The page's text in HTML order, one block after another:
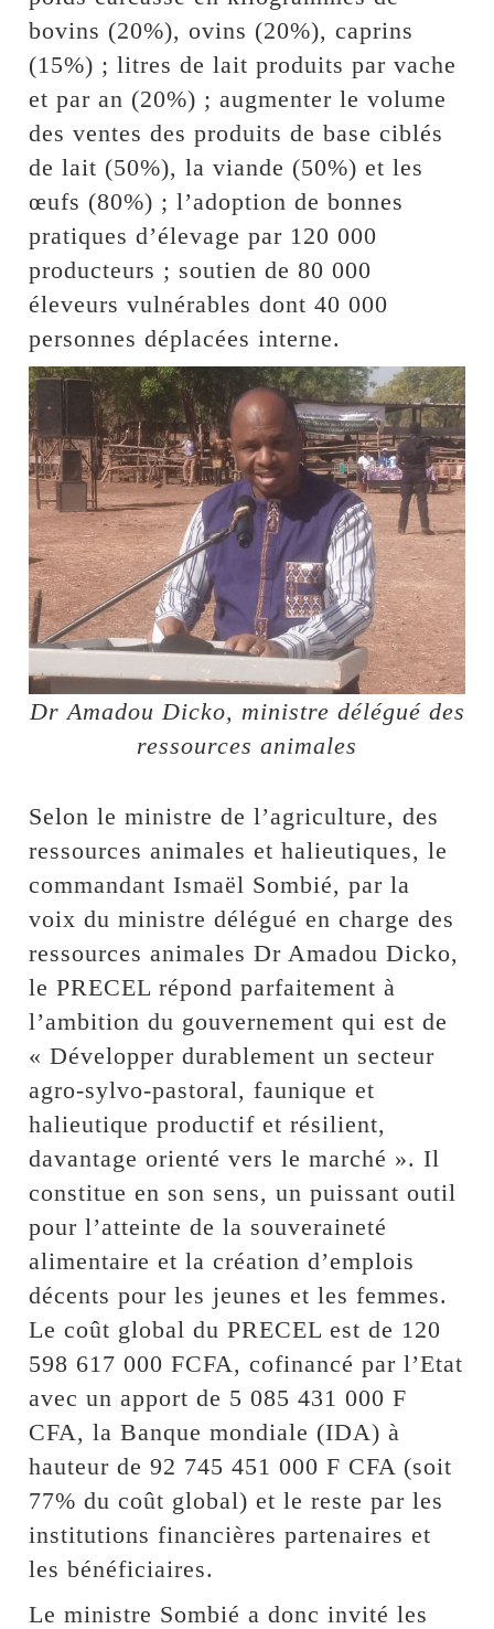
bovins (20%), ovins (20%), caprins
(15%) ; litres de lait produits par vache
et par an (20%) ; augmenter le volume
des ventes des produits de base ciblés
de lait (50%), la viande (50%) et les
œufs (80%) ; l’adoption de bonnes
pratiques d’élevage par 120 000
producteurs ; soutien de 80 000
éleveurs vulnérables dont 40 000
personnes déplacées interne.
Dr Amadou Dicko, ministre délégué des
ressources animales
Selon le ministre de l’agriculture, des
ressources animales et halieutiques, le
commandant Ismaël Sombié, par la
voix du ministre délégué en charge des
ressources animales Dr Amadou Dicko,
le PRECEL répond parfaitement à
l’ambition du gouvernement qui est de
« Développer durablement un secteur
agro-sylvo-pastoral, faunique et
halieutique productif et résilient,
davantage orienté vers le marché ». Il
constitue en son sens, un puissant outil
pour l’atteinte de la souveraineté
alimentaire et la création d’emplois
décents pour les jeunes et les femmes.
Le coût global du PRECEL est de 120
598 617 000 FCFA, cofinancé par l’Etat
avec un apport de 5 085 431 000 F
CFA, la Banque mondiale (IDA) à
hauteur de 92 745 451 000 F CFA (soit
77% du coût global) et le reste par les
institutions financières partenaires et
les bénéficiaires.
Le ministre Sombié a donc invité les